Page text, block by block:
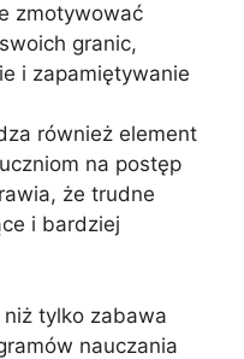
zmotywować
granic,
i zapamiętywanie
również element
na postęp
że trudne
i bardziej
tylko zabawa
nauczania